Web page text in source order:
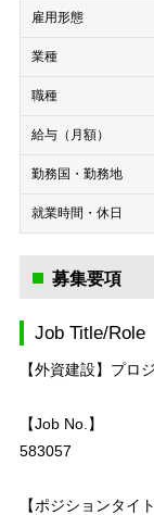
雇用形態
業種
職種
給与（月額）
勤務国・勤務地
就業時間・休日
募集要項
Job Title/Role
【外資建設】プ
【Job No.】
583057
【ポジションタイト